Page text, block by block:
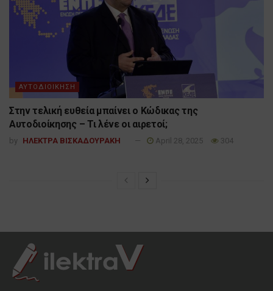
ΑΥΤΟΔΙΟΙΚΗΣΗ
Στην τελική ευθεία μπαίνει ο Κώδικας της
Αυτοδιοίκησης – Τι λένε οι αιρετοί;
by ΗΛΕΚΤΡΑ ΒΙΣΚΑΔΟΥΡΑΚΗ April 28, 2025 304